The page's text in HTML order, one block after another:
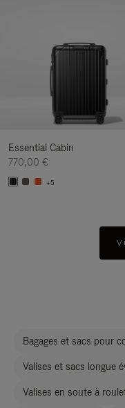
Essential Cabin
770,00 €
+5
Bagages et sacs pour
Valises et sacs longue
Valises en soute à